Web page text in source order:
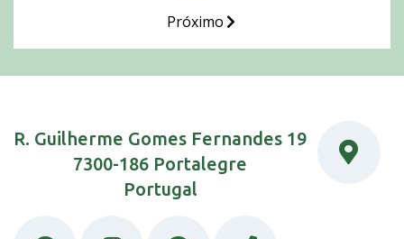
Próximo
R. Guilherme Gomes Fernandes 19
7300-186 Portalegre
Portugal